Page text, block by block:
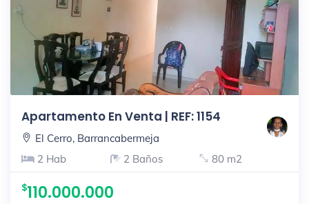
Apartamento En Venta | REF: 1154
El Cerro, Barrancabermeja
2 Hab
2 Baños 80 m2
110.000.000